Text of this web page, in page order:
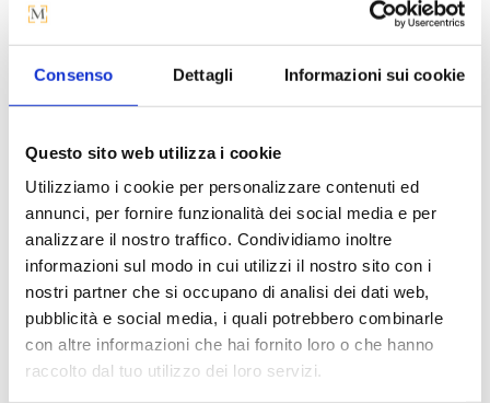
Consenso Dettagli Informazioni sui cookie
Questo sito web utilizza i cookie
Utilizziamo i cookie per personalizzare contenuti ed
annunci, per fornire funzionalità dei social media e per
analizzare il nostro traffico. Condividiamo inoltre
informazioni sul modo in cui utilizzi il nostro sito con i
nostri partner che si occupano di analisi dei dati web,
pubblicità e social media, i quali potrebbero combinarle
con altre informazioni che hai fornito loro o che hanno
raccolto dal tuo utilizzo dei loro servizi.
arredamento.
offrendo una superficie
macchie e calore.
Perfetto per essere posizionato
accanto a divani o poltrone,
offre una superficie pratica per
appoggiare libri, riviste,
bevande o oggetti decorativi.